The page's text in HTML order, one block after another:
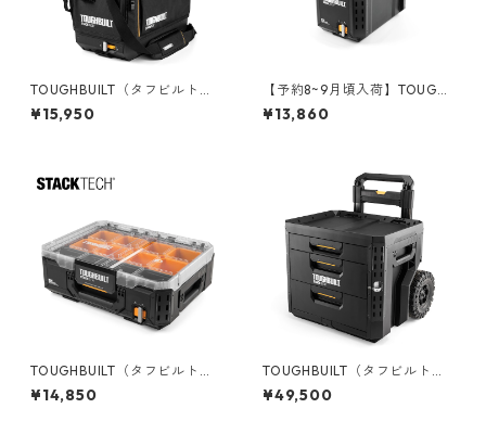
TOUGHBUILT（タフビルト）S
TACK TECH(スタックテック)
ツールトート【ハーフサイ
¥15,950
【予約8~9月頃入荷】TOUGHB
UILT（タフビルト）STACK TE
CH(スタックテック) ツールボ
¥13,860
TOUGHBUILT（タフビルト）S
TACK TECH(スタックテック)
フルオーガナイザー TB-B1-O
¥14,850
TOUGHBUILT（タフビルト）S
TACK TECH(スタックテック)
ウィール3ドロワーボックス T
¥49,500